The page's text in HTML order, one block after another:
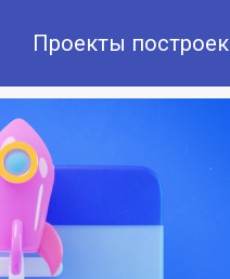
Проекты построек